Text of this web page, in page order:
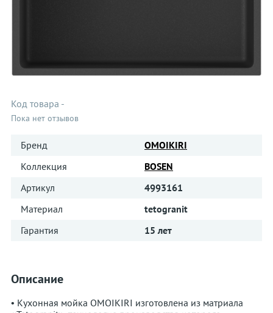
Код товара -
Пока нет отзывов
Бренд
OMOIKIRI
Коллекция
BOSEN
Артикул
4993161
Материал
tetogranit
Гарантия
15 лет
Описание
• Кухонная мойка OMOIKIRI изготовлена из матриала